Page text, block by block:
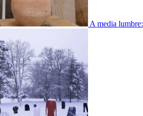
A media